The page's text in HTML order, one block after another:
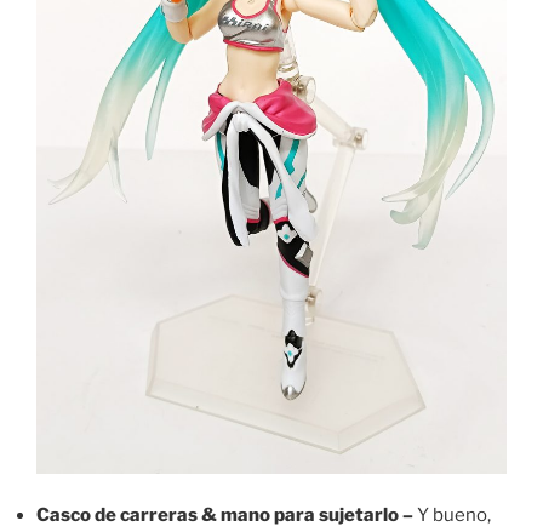
Casco de carreras & mano para sujetarlo –Y bueno,